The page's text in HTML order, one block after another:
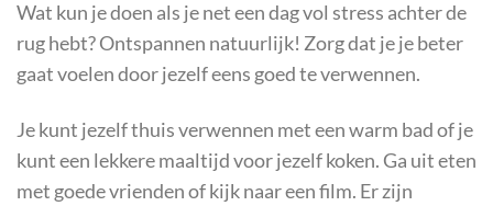
Wat kun je doen als je net een dag vol stress achter de
rug hebt? Ontspannen natuurlijk! Zorg dat je je beter
gaat voelen door jezelf eens goed te verwennen.
Je kunt jezelf thuis verwennen met een warm bad of je
kunt een lekkere maaltijd voor jezelf koken. Ga uit eten
met goede vrienden of kijk naar een film. Er zijn